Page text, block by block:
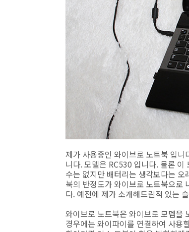
제가 사용중인 와이브로 노트북 입
니다. 모델은 RC530 입니다. 물론
수는 없지만 배터리는 생각보다는
북의 반정도가 와이브로 노트북으로
다. 예전에 제가 소개해드린적 있는
와이브로 노트북은 와이브로 모뎀을
경우에는 와이파이를 연결하여 사용